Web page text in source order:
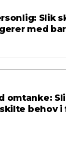
Slik
med
omtanke:
behov